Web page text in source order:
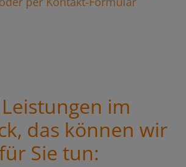
im
das können wir
Sie tun: